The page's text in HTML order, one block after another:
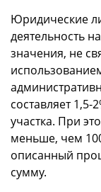
Юридические
деятельность
значения, не
составляет 1,5-
участка. При
меньше, чем
описанный
сумму.